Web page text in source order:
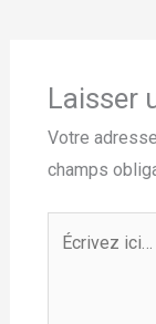
Laisser
Votre
champs